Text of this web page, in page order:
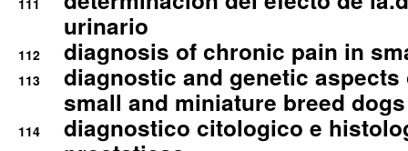
111
urinario
112 diagnosis of chronic pain in
113
diagnostic and genetic
small and miniature breed
114
diagnostico citologico e